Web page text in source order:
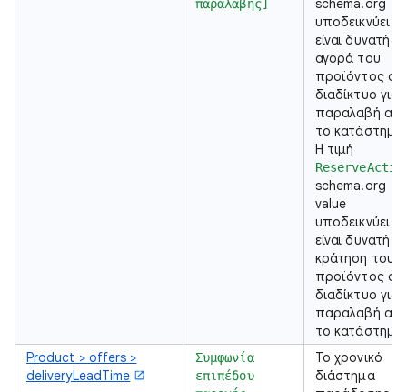
παραλαβής]
schema.org
υποδεικνύει
είναι δυνατή η
αγορά του
προϊόντος
διαδίκτυο για
παραλαβή
το κατάστημα.
Η τιμή
schema.org
value
υποδεικνύει
είναι δυνατή η
κράτηση του
προϊόντος
διαδίκτυο για
παραλαβή
το κατάστημα.
Product > offers >
deliveryLeadTime
Συμφωνία
επιπέδου
Το χρονικό
διάστημα